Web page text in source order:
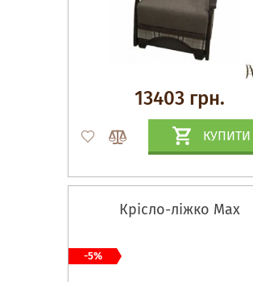
13403 грн.
КУПИТИ
Крісло-ліжко Max
-5%